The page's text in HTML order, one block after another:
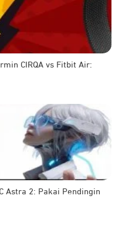
CIRQA vs Fitbit Air:
Astra 2: Pakai Pendingin